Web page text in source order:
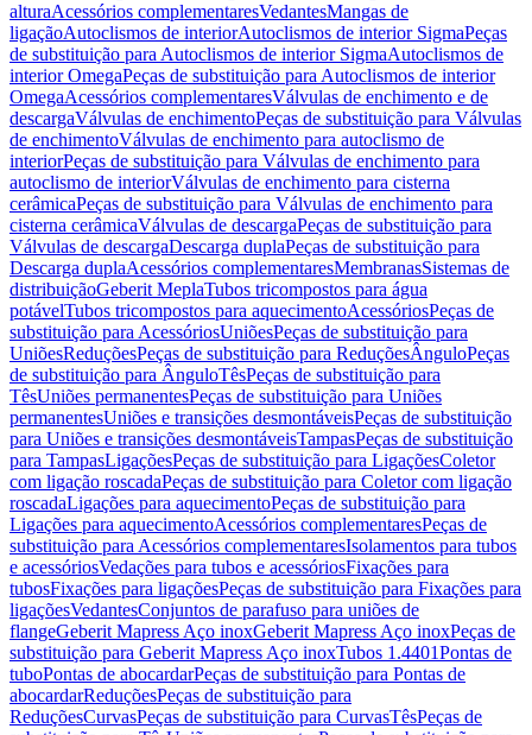
alturaAcessórios complementaresVedantesMangas de
ligaçãoAutoclismos de interiorAutoclismos de interior SigmaPeças
de substituição para Autoclismos de interior SigmaAutoclismos de
interior OmegaPeças de substituição para Autoclismos de interior
OmegaAcessórios complementaresVálvulas de enchimento e de
descargaVálvulas de enchimentoPeças de substituição para Válvulas
de enchimentoVálvulas de enchimento para autoclismo de
interiorPeças de substituição para Válvulas de enchimento para
autoclismo de interiorVálvulas de enchimento para cisterna
cerâmicaPeças de substituição para Válvulas de enchimento para
cisterna cerâmicaVálvulas de descargaPeças de substituição para
Válvulas de descargaDescarga duplaPeças de substituição para
Descarga duplaAcessórios complementaresMembranasSistemas de
distribuiçãoGeberit MeplaTubos tricompostos para água
potávelTubos tricompostos para aquecimentoAcessóriosPeças de
substituição para AcessóriosUniõesPeças de substituição para
UniõesReduçõesPeças de substituição para ReduçõesÂnguloPeças
de substituição para ÂnguloTêsPeças de substituição para
TêsUniões permanentesPeças de substituição para Uniões
permanentesUniões e transições desmontáveisPeças de substituição
para Uniões e transições desmontáveisTampasPeças de substituição
para TampasLigaçõesPeças de substituição para LigaçõesColetor
com ligação roscadaPeças de substituição para Coletor com ligação
roscadaLigações para aquecimentoPeças de substituição para
Ligações para aquecimentoAcessórios complementaresPeças de
substituição para Acessórios complementaresIsolamentos para tubos
e acessóriosVedações para tubos e acessóriosFixações para
tubosFixações para ligaçõesPeças de substituição para Fixações para
ligaçõesVedantesConjuntos de parafuso para uniões de
flangeGeberit Mapress Aço inoxGeberit Mapress Aço inoxPeças de
substituição para Geberit Mapress Aço inoxTubos 1.4401Pontas de
tuboPontas de abocardarPeças de substituição para Pontas de
abocardarReduçõesPeças de substituição para
ReduçõesCurvasPeças de substituição para CurvasTêsPeças de